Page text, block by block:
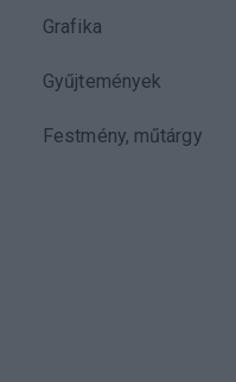
Grafika
Gyűjtemények
Festmény, műtárgy